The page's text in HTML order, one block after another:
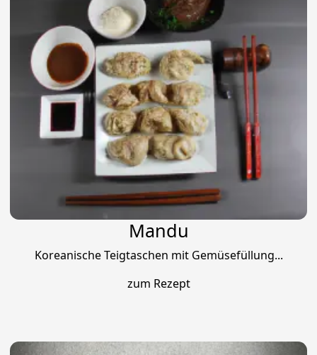
Mandu
Koreanische Teigtaschen mit Gemüsefüllung...
zum Rezept